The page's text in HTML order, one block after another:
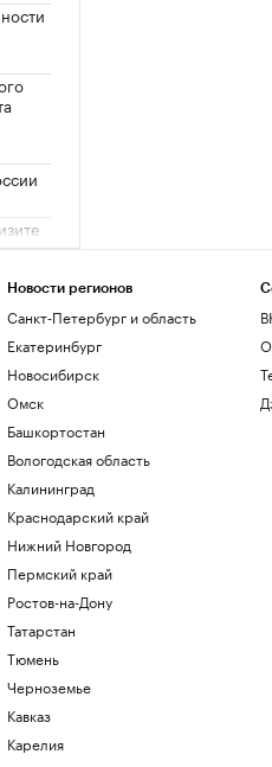
по
Новости регионов
Санкт-Петербург и область
Екатеринбург
Новосибирск
Омск
Башкортостан
Вологодская область
Калининград
Краснодарский край
Нижний Новгород
Пермский край
Ростов-на-Дону
Татарстан
Тюмень
Черноземье
Кавказ
Карелия